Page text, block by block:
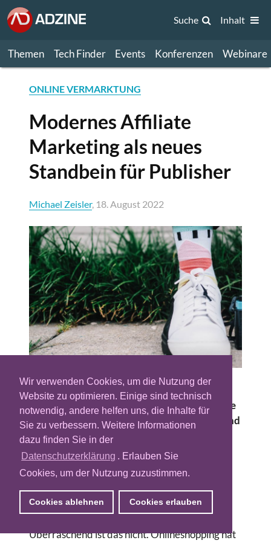
Wir verwenden Cookies, um die Nutzung der
Website zu optimieren. Einige sind technisch
notwendig, andere helfen uns, die Inhalte für
Sie zu verbessern. Weitere Informationen
dazu finden Sie in der
Datenschutzerklärung . Erlauben Sie
Cookies, um der Nutzung zuzustimmen.
Cookies ablehnen Cookies erlauben
Themen Tech Finder Events Konferenzen Webinare
Suche Inhalt
ONLINE VERMARKTUNG
Modernes Affiliate
Marketing als neues
Standbein für Publisher
Michael Zeisler, 18. August 2022
Onlinewerbung als Einnahmequelle ist für
Publisher heute nicht mehr so verlässlich wie
früher. Das Ende der Third-Party-Cookies und
strengere Datenschutzgesetze sind
wesentliche Gründe. Als zusätzliches
Standbein gerät deshalb E-Commerce
zunehmend in den Blick und das vor allem in
Form einer geschickt umgesetzten Affiliate-
Marketing-Strategie.
Überraschend ist das nicht. Onlineshopping hat